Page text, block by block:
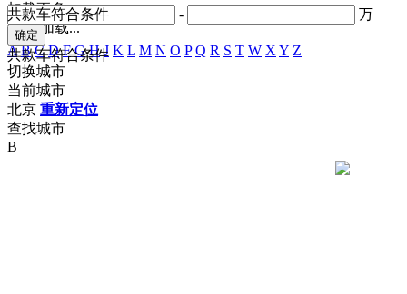
- 万
共款车符合条件
共款车符合条件
加载更多
正在加载...
A B C D F G H J K L M N O P Q R S T W X Y Z
切换城市
当前城市
北京 重新定位
查找城市
B